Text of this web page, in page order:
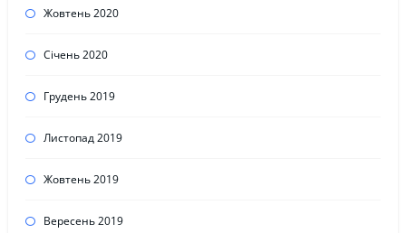
Жовтень 2020
Січень 2020
Грудень 2019
Листопад 2019
Жовтень 2019
Вересень 2019